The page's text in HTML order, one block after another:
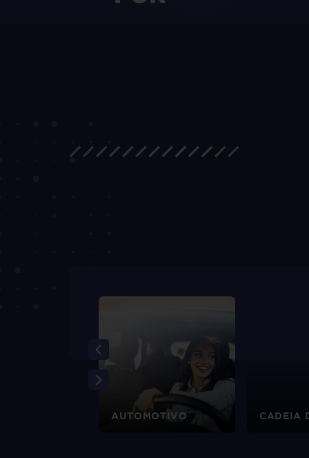
AUTOMOTIVO CADEIA